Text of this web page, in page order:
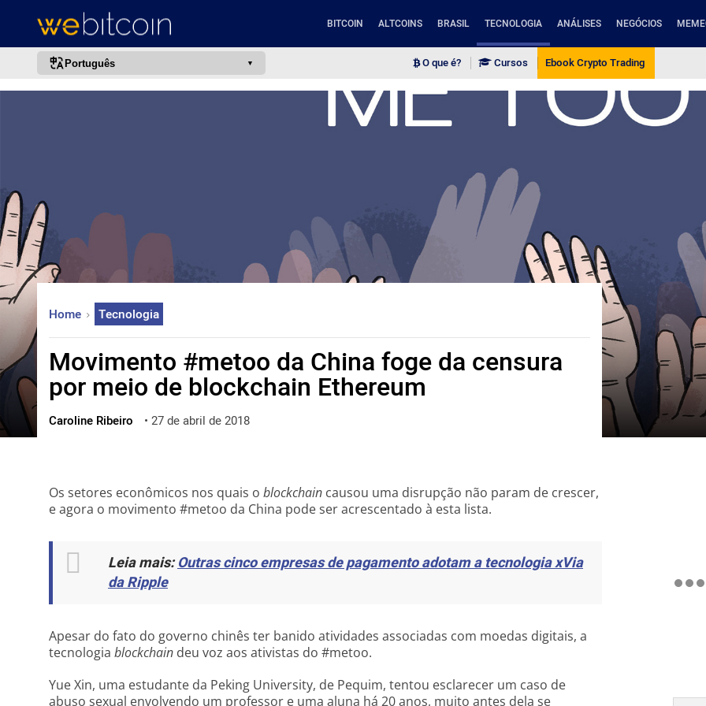
BITCOIN ALTCOINS BRASIL TECNOLOGIA ANÁLISES NEGÓCIOS
Português
deutsch
日本語
한국어
العربية
ไทย
ქართული
O que é? Cursos Ebook Crypto Trading
Home Tecnologia
Movimento #metoo da China foge da censura
por meio de blockchain Ethereum
Caroline Ribeiro • 27 de abril de 2018
Os setores econômicos nos quais o blockchain causou uma disrupção não param de crescer,
e agora o movimento #metoo da China pode ser acrescentado à esta lista.
Leia mais:Outras cinco empresas de pagamento adotam a tecnologia xVia
da Ripple
Apesar do fato do governo chinês ter banido atividades associadas com moedas digitais, a
tecnologia blockchain deu voz aos ativistas do #metoo.
Yue Xin, uma estudante da Peking University, de Pequim, tentou esclarecer um caso de
abuso sexual envolvendo um professor e uma aluna há 20 anos, muito antes dela se